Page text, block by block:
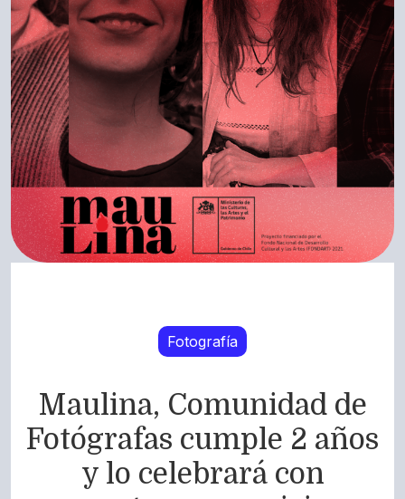
Fotografía
Maulina, Comunidad de
Fotógrafas cumple 2 años
y lo celebrará con